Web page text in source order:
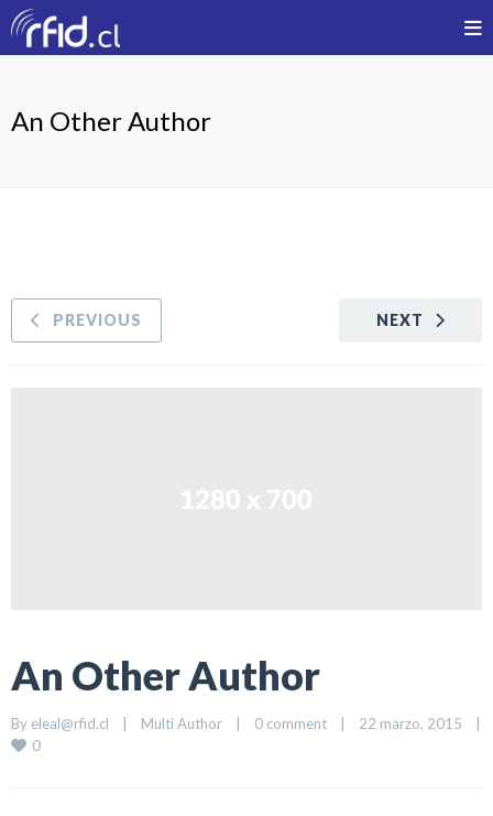
An Other Author
NEXT
PREVIOUS
An Other Author
By eleal@rfid.cl | Multi Author | 0 comment | 22 marzo, 2015 |
0